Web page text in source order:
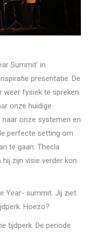
Summit’ in
presentatie. De
weer fysiek te spreken.
onze huidige
naar onze systemen en
perfecte setting om
te gaan. Thecla
zijn visie verder kon
Year- summit. Jij ziet
Hoezo?
tijdperk. De periode